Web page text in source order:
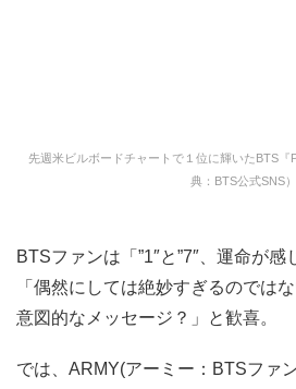
先週米ビルボードチャートで１位に輝いたBTS『
典：BTS公式SNS）
BTSファンは「”1″と”7″、運命が感
「偶然にしては絶妙すぎるのでは
意図的なメッセージ？」と歓喜。
では、ARMY(アーミー：BTSファ